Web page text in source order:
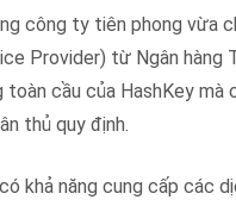
công ty tiên phong
Provider) từ Ngân hàng
cầu của HashKey
thủ quy định.
khả năng cung cấp các